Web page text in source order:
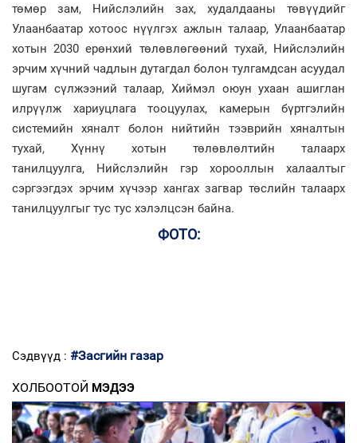
төмөр зам, Нийслэлийн зах, худалдааны төвүүдийг
Улаанбаатар хотоос нүүлгэх ажлын талаар, Улаанбаатар
хотын 2030 ерөнхий төлөвлөгөөний тухай, Нийслэлийн
эрчим хүчний чадлын дутагдал болон тулгамдсан асуудал
шугам сүлжээний талаар, Хиймэл оюун ухаан ашиглан
илрүүлж хариуцлага тооцуулах, камерын бүртгэлийн
системийн хяналт болон нийтийн тээврийн хяналтын
тухай, Хүннү хотын төлөвлөлтийн талаарх
танилцуулга, Нийслэлийн гэр хорооллын халаалтыг
сэргээгдэх эрчим хүчээр хангах загвар төслийн талаарх
танилцуулгыг тус тус хэлэлцсэн байна.
ФОТО:
Сэдвүүд : #Засгийн газар
ХОЛБООТОЙ МЭДЭЭ